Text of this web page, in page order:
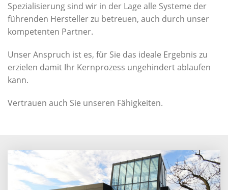
Spezialisierung sind wir in der Lage alle Systeme der
führenden Hersteller zu betreuen, auch durch unser
kompetenten Partner.
Unser Anspruch ist es, für Sie das ideale Ergebnis zu
erzielen damit Ihr Kernprozess ungehindert ablaufen
kann.
Vertrauen auch Sie unseren Fähigkeiten.